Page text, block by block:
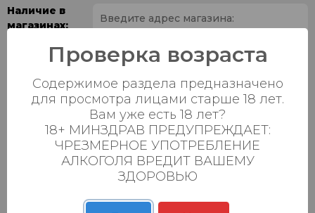
Наличие в
магазинах:
Ваш город:
Батыршина 20Б
Пн-Вс с 08:00 до
23:00
32 шт.
Магистральная 22д
Пн-Вс с 08:00 до
23:00
7 шт.
Пн-Вс с 09:00 до
Проверка возраста
Содержимое раздела предназначено
для просмотра лицами старше 18 лет.
Вам уже есть 18 лет?
18+ МИНЗДРАВ ПРЕДУПРЕЖДАЕТ:
ЧРЕЗМЕРНОЕ УПОТРЕБЛЕНИЕ
АЛКОГОЛЯ ВРЕДИТ ВАШЕМУ
ЗДОРОВЬЮ